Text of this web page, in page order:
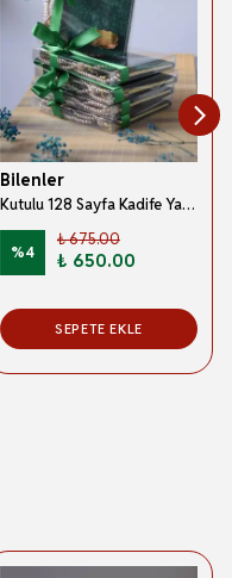
Bilenler
Kutulu 128 Sayfa Kadife Yasin ve İnci Tesbih Seti Yeşil 5 Adet
%4
₺ 675.00
₺ 650.00
SEPETE EKLE